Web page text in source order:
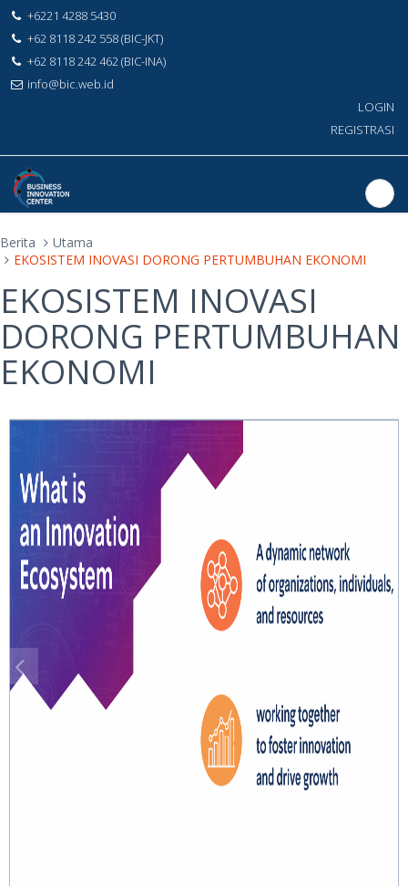
+6221 4288 5430
+62 8118 242 558 (BIC-JKT)
+62 8118 242 462 (BIC-INA)
info@bic.web.id
LOGIN
REGISTRASI
Berita
Utama
EKOSISTEM INOVASI DORONG PERTUMBUHAN EKONOMI
EKOSISTEM INOVASI
DORONG PERTUMBUHAN
EKONOMI